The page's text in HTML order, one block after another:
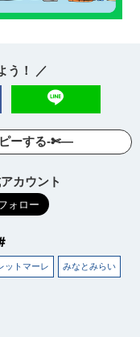
う！ ／
ーする-✄—
カウント
ットマーレ みなとみらい